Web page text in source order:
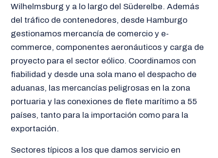
Wilhelmsburg y a lo largo del Süderelbe. Además
del tráfico de contenedores, desde Hamburgo
gestionamos mercancía de comercio y e-
commerce, componentes aeronáuticos y carga de
proyecto para el sector eólico. Coordinamos con
fiabilidad y desde una sola mano el despacho de
aduanas, las mercancías peligrosas en la zona
portuaria y las conexiones de flete marítimo a 55
países, tanto para la importación como para la
exportación.
Sectores típicos a los que damos servicio en